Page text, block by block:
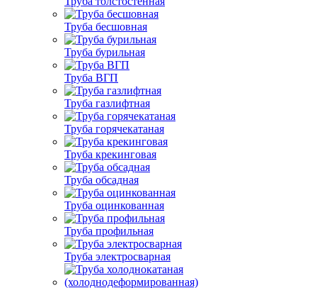
Труба бесшовная
Труба бурильная
Труба ВГП
Труба газлифтная
Труба горячекатаная
Труба крекинговая
Труба обсадная
Труба оцинкованная
Труба профильная
Труба электросварная